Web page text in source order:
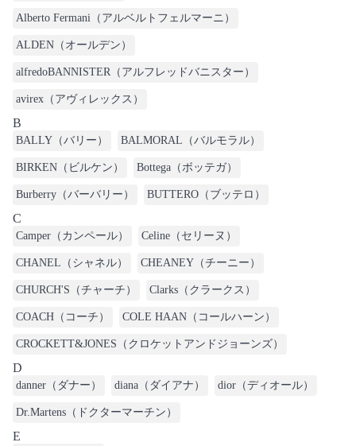
Alberto Fermani（アルベルトフェルマーニ）
ALDEN（オールデン）
alfredoBANNISTER（アルフレッドバニスター）
avirex（アヴィレックス）
B
BALLY（バリー） BALMORAL（バルモラル）
BIRKEN（ビルケン） Bottega（ボッテガ）
Burberry（バーバリー） BUTTERO（ブッテロ）
C
Camper（カンペール） Celine（セリーヌ）
CHANEL（シャネル） CHEANEY（チーニー）
CHURCH'S（チャーチ） Clarks（クラークス）
COACH（コーチ） COLE HAAN（コールハーン）
CROCKETT&JONES（クロケットアンドジョーンズ）
D
danner（ダナー） diana（ダイアナ） dior（ディオール）
Dr.Martens（ドクターマーチン）
E